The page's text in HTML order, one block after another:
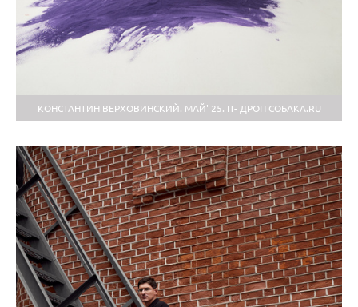
КОНСТАНТИН ВЕРХОВИНСКИЙ. МАЙ' 25. IT- ДРОП СОБАКА.RU